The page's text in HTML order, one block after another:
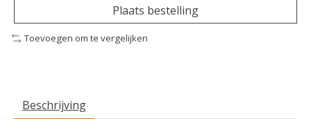
Plaats bestelling
Toevoegen om te vergelijken
Beschrijving